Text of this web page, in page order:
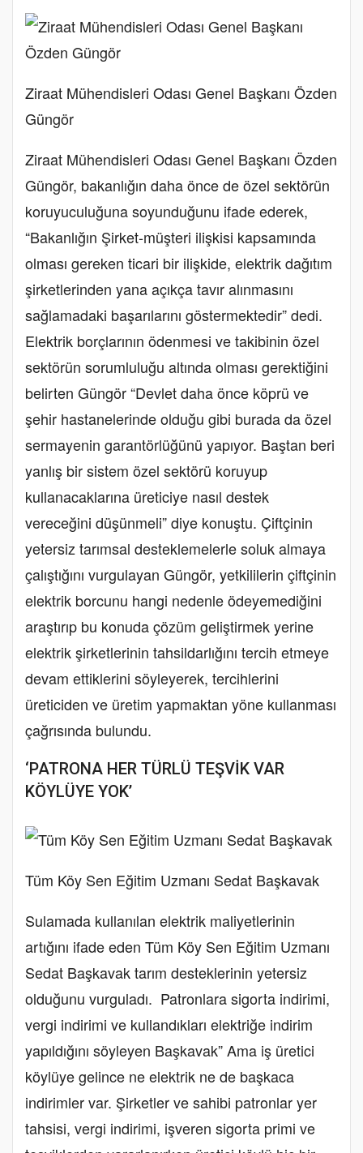
Ziraat Mühendisleri Odası Genel Başkanı Özden
Güngör
Ziraat Mühendisleri Odası Genel Başkanı Özden
Güngör, bakanlığın daha önce de özel sektörün
koruyuculuğuna soyunduğunu ifade ederek,
“Bakanlığın Şirket-müşteri ilişkisi kapsamında
olması gereken ticari bir ilişkide, elektrik dağıtım
şirketlerinden yana açıkça tavır alınmasını
sağlamadaki başarılarını göstermektedir” dedi.
Elektrik borçlarının ödenmesi ve takibinin özel
sektörün sorumluluğu altında olması gerektiğini
belirten Güngör “Devlet daha önce köprü ve
şehir hastanelerinde olduğu gibi burada da özel
sermayenin garantörlüğünü yapıyor. Baştan beri
yanlış bir sistem özel sektörü koruyup
kullanacaklarına üreticiye nasıl destek
vereceğini düşünmeli” diye konuştu. Çiftçinin
yetersiz tarımsal desteklemelerle soluk almaya
çalıştığını vurgulayan Güngör, yetkililerin çiftçinin
elektrik borcunu hangi nedenle ödeyemediğini
araştırıp bu konuda çözüm geliştirmek yerine
elektrik şirketlerinin tahsildarlığını tercih etmeye
devam ettiklerini söyleyerek, tercihlerini
üreticiden ve üretim yapmaktan yöne kullanması
çağrısında bulundu.
‘PATRONA HER TÜRLÜ TEŞVİK VAR
KÖYLÜYE YOK’
Tüm Köy Sen Eğitim Uzmanı Sedat Başkavak
Sulamada kullanılan elektrik maliyetlerinin
artığını ifade eden Tüm Köy Sen Eğitim Uzmanı
Sedat Başkavak tarım desteklerinin yetersiz
olduğunu vurguladı. Patronlara sigorta indirimi,
vergi indirimi ve kullandıkları elektriğe indirim
yapıldığını söyleyen Başkavak” Ama iş üretici
köylüye gelince ne elektrik ne de başkaca
indirimler var. Şirketler ve sahibi patronlar yer
tahsisi, vergi indirimi, işveren sigorta primi ve